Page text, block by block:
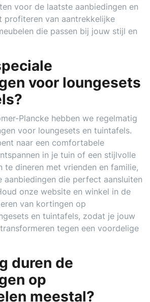
voor de laatste aanbiedingen en
profiteren van aantrekkelijke
die passen bij jouw stijl en
voor loungesets
Plancke hebben we regelmatig
voor loungesets en tuintafels.
naar een comfortabele
in je tuin of een stijlvolle
te dineren met vrienden en familie,
aanbiedingen die perfect aansluiten
onze website en winkel in de
van kortingen op
en tuintafels, zodat je jouw
tegen een voordelige
duren de
op
meestal?